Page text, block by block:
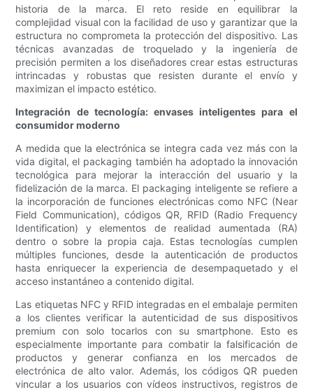
historia de la marca. El reto reside en equilibrar la
complejidad visual con la facilidad de uso y garantizar que la
estructura no comprometa la protección del dispositivo. Las
técnicas avanzadas de troquelado y la ingeniería de
precisión permiten a los diseñadores crear estas estructuras
intrincadas y robustas que resisten durante el envío y
maximizan el impacto estético.
Integración de tecnología: envases inteligentes para el
consumidor moderno
A medida que la electrónica se integra cada vez más con la
vida digital, el packaging también ha adoptado la innovación
tecnológica para mejorar la interacción del usuario y la
fidelización de la marca. El packaging inteligente se refiere a
la incorporación de funciones electrónicas como NFC (Near
Field Communication), códigos QR, RFID (Radio Frequency
Identification) y elementos de realidad aumentada (RA)
dentro o sobre la propia caja. Estas tecnologías cumplen
múltiples funciones, desde la autenticación de productos
hasta enriquecer la experiencia de desempaquetado y el
acceso instantáneo a contenido digital.
Las etiquetas NFC y RFID integradas en el embalaje permiten
a los clientes verificar la autenticidad de sus dispositivos
premium con solo tocarlos con su smartphone. Esto es
especialmente importante para combatir la falsificación de
productos y generar confianza en los mercados de
electrónica de alto valor. Además, los códigos QR pueden
vincular a los usuarios con vídeos instructivos, registros de